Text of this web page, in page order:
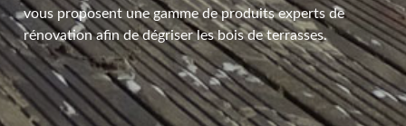
vous proposent une gamme de produits experts de
rénovation afin de dégriser les bois de terrasses.